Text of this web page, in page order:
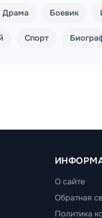
Драма Боевик
Спорт
О сайте
Обратная
Политика